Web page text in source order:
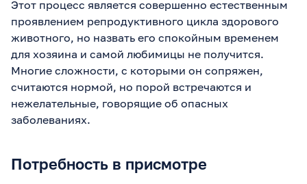
Этот процесс является совершенно естественным
проявлением репродуктивного цикла здорового
животного, но назвать его спокойным временем
для хозяина и самой любимицы не получится.
Многие сложности, с которыми он сопряжен,
считаются нормой, но порой встречаются и
нежелательные, говорящие об опасных
заболеваниях.
Потребность в присмотре